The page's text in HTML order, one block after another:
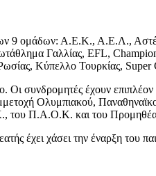
9 ομάδων: Α.Ε.Κ., Α.Ε.Λ.,
Γαλλίας, EFL,
Κύπελλο Τουρκίας, Super
συνδρομητές έχουν
Ολυμπιακού,
του Π.Α.Ο.Κ. και του
έχει χάσει την έναρξη